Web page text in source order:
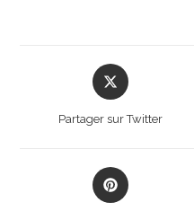
Opens
in
new
Partager sur Twitter
Opens
in